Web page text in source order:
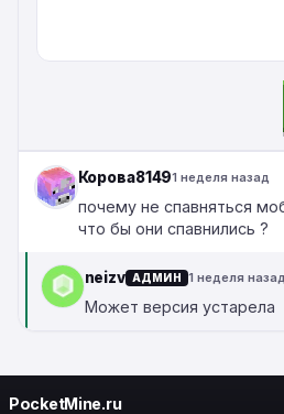
Корова81491 неделя назад
почему не спавняться
что бы они спавнились ?
neizv АДМИН 1 неделя назад
Может версия устарела
PocketMine.ru